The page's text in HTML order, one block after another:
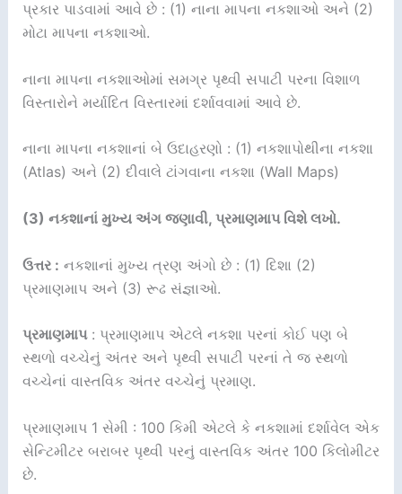
પ્રકાર પાડવામાં આવે છે : (1) નાના માપના નકશાઓ અને (2)
મોટા માપના નકશાઓ.
નાના માપના નકશાઓમાં સમગ્ર પૃથ્વી સપાટી પરના વિશાળ
વિસ્તારોને મર્યાદિત વિસ્તારમાં દર્શાવવામાં આવે છે.
નાના માપના નકશાનાં બે ઉદાહરણો : (1) નકશાપોથીના નકશા
(Atlas) અને (2) દીવાલે ટાંગવાના નકશા (Wall Maps)
(3) નકશાનાં મુખ્ય અંગ જણાવી, પ્રમાણમાપ વિશે લખો.
ઉત્તર : નકશાનાં મુખ્ય ત્રણ અંગો છે : (1) દિશા (2)
પ્રમાણમાપ અને (3) રૂઢ સંજ્ઞાઓ.
પ્રમાણમાપ: પ્રમાણમાપ એટલે નકશા પરનાં કોઈ પણ બે
સ્થળો વચ્ચેનું અંતર અને પૃથ્વી સપાટી પરનાં તે જ સ્થળો
વચ્ચેનાં વાસ્તવિક અંતર વચ્ચેનું પ્રમાણ.
પ્રમાણમાપ 1 સેમી : 100 કિમી એટલે કે નકશામાં દર્શાવેલ એક
સેન્ટિમીટર બરાબર પૃથ્વી પરનું વાસ્તવિક અંતર 100 કિલોમીટર
છે.